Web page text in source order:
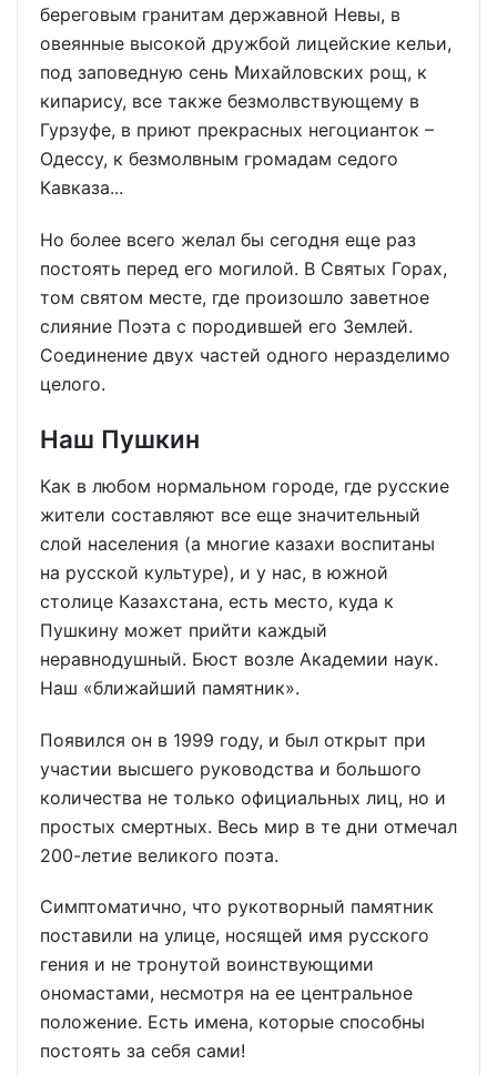
береговым гранитам державной Невы, в
овеянные высокой дружбой лицейские кельи,
под заповедную сень Михайловских рощ, к
кипарису, все также безмолвствующему в
Гурзуфе, в приют прекрасных негоцианток –
Одессу, к безмолвным громадам седого
Кавказа...
Но более всего желал бы сегодня еще раз
постоять перед его могилой. В Святых Горах,
том святом месте, где произошло заветное
слияние Поэта с породившей его Землей.
Соединение двух частей одного неразделимо
целого.
Наш Пушкин
Как в любом нормальном городе, где русские
жители составляют все еще значительный
слой населения (а многие казахи воспитаны
на русской культуре), и у нас, в южной
столице Казахстана, есть место, куда к
Пушкину может прийти каждый
неравнодушный. Бюст возле Академии наук.
Наш «ближайший памятник».
Появился он в 1999 году, и был открыт при
участии высшего руководства и большого
количества не только официальных лиц, но и
простых смертных. Весь мир в те дни отмечал
200-летие великого поэта.
Симптоматично, что рукотворный памятник
поставили на улице, носящей имя русского
гения и не тронутой воинствующими
ономастами, несмотря на ее центральное
положение. Есть имена, которые способны
постоять за себя сами!